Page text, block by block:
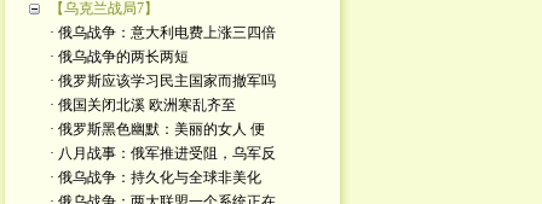
【乌克兰战局7】
· 俄乌战争：意大利电费上涨三四倍
· 俄乌战争的两长两短
· 俄罗斯应该学习民主国家而撤军吗
· 俄国关闭北溪 欧洲寒乱齐至
· 俄罗斯黑色幽默：美丽的女人 便
· 八月战事：俄军推进受阻，乌军反
· 俄乌战争：持久化与全球非美化